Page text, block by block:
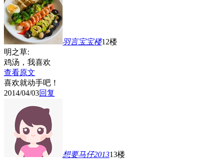
羽言宝宝楼12楼
明之草:
鸡汤，我喜欢
查看原文
喜欢就动手吧！
2014/04/03回复
想要马仔201313楼